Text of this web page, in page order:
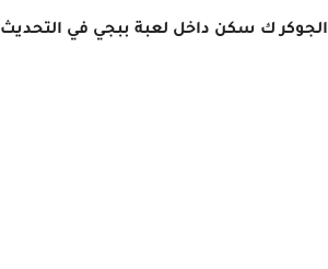
ك سكن داخل لعبة ببجي في التحديث